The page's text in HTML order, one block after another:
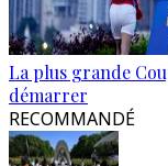
La plus grande
démarrer
RECOMMANDÉ